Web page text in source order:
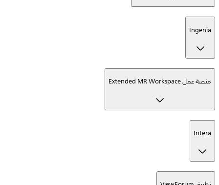
Ingenia
منصة عمل Extended MR Workspace
Intera